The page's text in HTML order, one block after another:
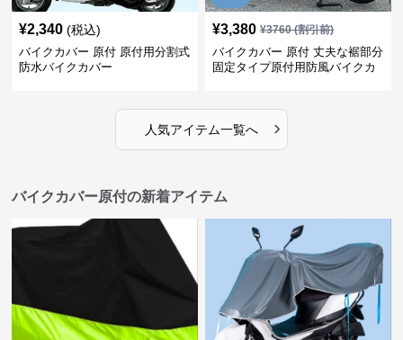
¥2,340 (税込)
バイクカバー 原付 原付用分割式
防水バイクカバー
¥3,380 ¥3760(割引前)
バイクカバー 原付 丈夫な裾部分
固定タイプ原付用防風バイクカ
人気アイテム一覧へ ›
バイクカバー原付の新着アイテム